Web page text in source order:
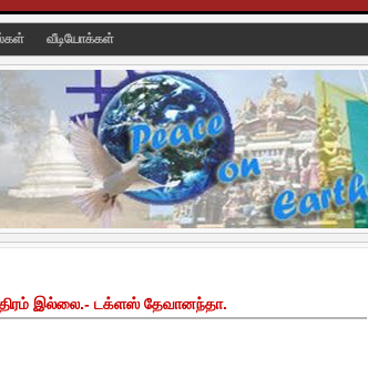
வீடியோக்கள்
இல்லை.- டக்ளஸ் தேவானந்தா.